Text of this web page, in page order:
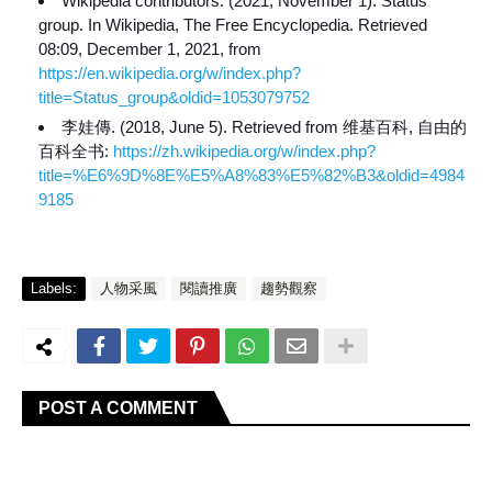
group. In Wikipedia, The Free Encyclopedia. Retrieved
08:09, December 1, 2021, from
https://en.wikipedia.org/w/index.php?
title=Status_group&oldid=1053079752
李娃傳. (2018, June 5). Retrieved from 维基百科, 自由的
百科全书: https://zh.wikipedia.org/w/index.php?
title=%E6%9D%8E%E5%A8%83%E5%82%B3&oldid=4984
9185
Labels: 人物采風 閱讀推廣 趨勢觀察
POST A COMMENT